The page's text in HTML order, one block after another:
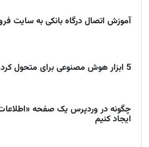
آموزش اتصال درگاه بانکی به سایت
5 ابزار هوش مصنوعی برای متحول کردن ووکامرس
چگونه در وردپرس یک صفحه
ایجاد کنیم